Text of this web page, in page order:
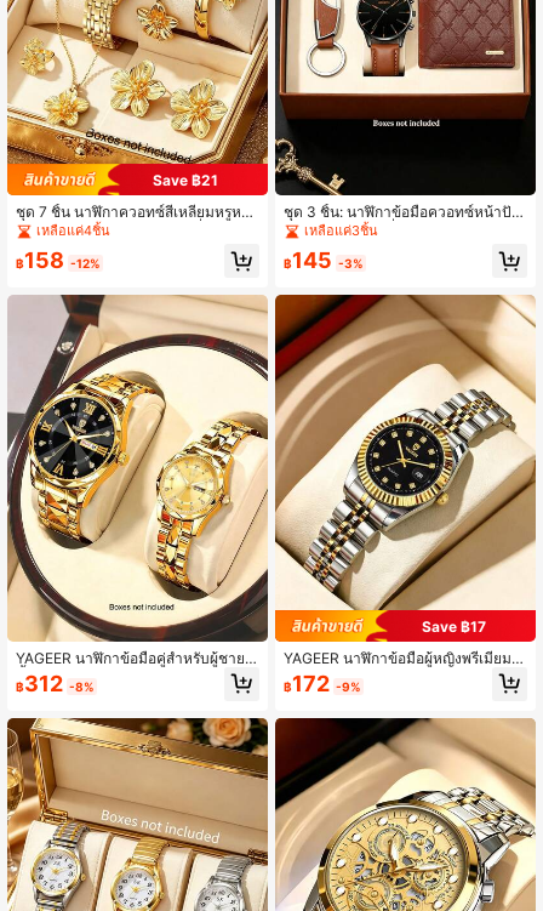
Save ฿21
ชุด 7 ชิ้น นาฬิกาควอทซ์สี่เหลี่ยมหรูหรา
ใหม่สำหรับผู้หญิง พร้อมชุดเครื่องประดั
บซีรีส์ดอกไม้สีทองที่ประณีต สไตล์ลำลอ
งอเนกประสงค์ เหมาะสำหรับงานปาร์ตี้
รณ์แบบสำหรับแม่ แฟน
เหลือแค่4ชิ้น
฿158 -12%
YAGEER นาฬิกาข้อมือคู่สำหรับผู้ชาย 2
ชิ้น/ชุด รุ่นใหม่ หน้าปัดกลม สายสแตนเ
ลส แสดงวันที่และวันคู่ เหมาะสำหรับขอ
฿312 -8%
ชุด 3 ชิ้น: นาฬิกาข้อมือควอทซ์หน้าปัด
กลมหนัง PU แฟชั่นวัยรุ่นแบบสบายๆ, ก
ระเป๋าสตางค์ และพวงกุญแจ, เหมาะสำ
หรับการสวมใส่ประจำวัน, งานปาร์ตี้, วั
าสอื่นๆ; เป็นของขวัญที่ยอดเยี่ยมสำหรับ
เพื่อนและครอบครัว และเป็นสิ่งจำเป็นป
ระจำวันที่หลากหลาย
เหลือแค่3ชิ้น
฿145 -3%
Save ฿17
YAGEER นาฬิกาข้อมือผู้หญิงพรีเมียม ห
น้าปัดกลมขนาดกะทัดรัด พร้อมปฏิทินคู่
ของขวัญวันวาเลนไทน์/วันแม่ สำหรับใ
฿172 -9%